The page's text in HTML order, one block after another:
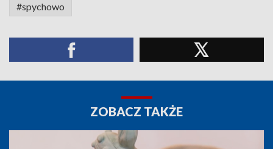
#spychowo
ZOBACZ TAKŻE